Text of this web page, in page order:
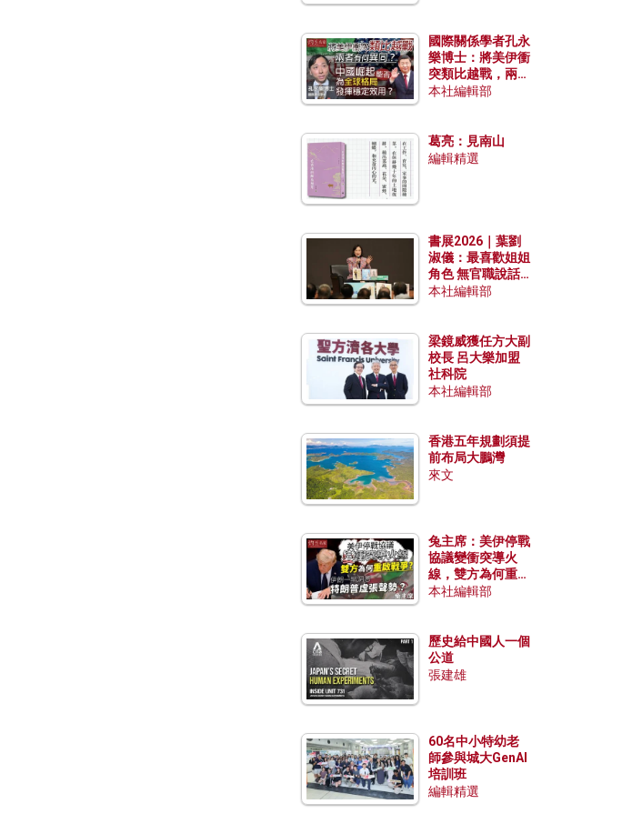
國際關係學者孔永
樂博士：將美伊衝
突類比越戰，兩者
有何異同？中國崛
本社編輯部
葛亮：見南山
編輯精選
書展2026｜葉劉
淑儀：最喜歡姐姐
角色 無官職說話
包袱少
本社編輯部
梁鏡威獲任方大副
校長 呂大樂加盟
社科院
本社編輯部
香港五年規劃須提
前布局大鵬灣
來文
兔主席：美伊停戰
協議變衝突導火
線，雙方為何重啟
戰爭？伊朗一早洞
本社編輯部
歷史給中國人一個
公道
張建雄
60名中小特幼老
師參與城大GenAI
培訓班
編輯精選